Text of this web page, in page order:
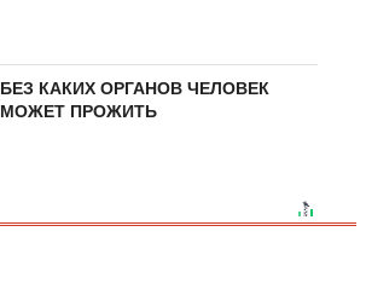
БЕЗ КАКИХ ОРГАНОВ ЧЕЛОВЕК
МОЖЕТ ПРОЖИТЬ